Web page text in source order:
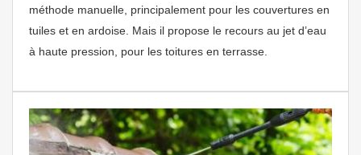
méthode manuelle, principalement pour les couvertures en
tuiles et en ardoise. Mais il propose le recours au jet d’eau
à haute pression, pour les toitures en terrasse.